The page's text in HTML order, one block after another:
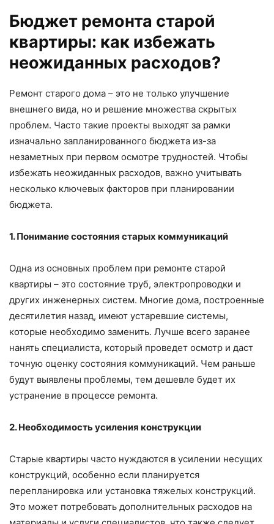
Бюджет ремонта старой
квартиры: как избежать
неожиданных расходов?
Ремонт старого дома – это не только улучшение
внешнего вида, но и решение множества скрытых
проблем. Часто такие проекты выходят за рамки
изначально запланированного бюджета из-за
незаметных при первом осмотре трудностей. Чтобы
избежать неожиданных расходов, важно учитывать
несколько ключевых факторов при планировании
бюджета.
1. Понимание состояния старых коммуникаций
Одна из основных проблем при ремонте старой
квартиры – это состояние труб, электропроводки и
других инженерных систем. Многие дома, построенные
десятилетия назад, имеют устаревшие системы,
которые необходимо заменить. Лучше всего заранее
нанять специалиста, который проведет осмотр и даст
точную оценку состояния коммуникаций. Чем раньше
будут выявлены проблемы, тем дешевле будет их
устранение в процессе ремонта.
2. Необходимость усиления конструкции
Старые квартиры часто нуждаются в усилении несущих
конструкций, особенно если планируется
перепланировка или установка тяжелых конструкций.
Это может потребовать дополнительных расходов на